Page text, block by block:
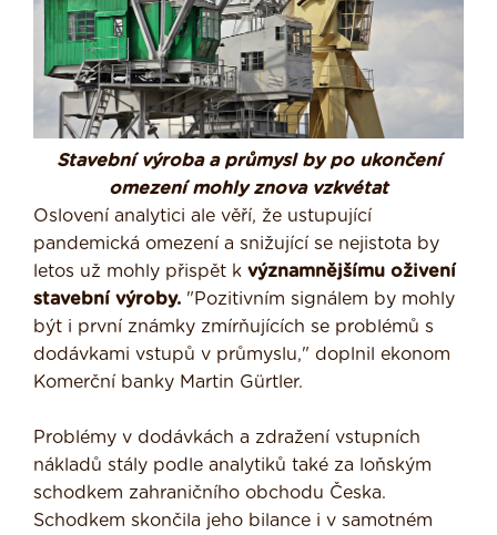
Stavební výroba a průmysl by po ukončení
omezení mohly znova vzkvétat
Oslovení analytici ale věří, že ustupující
pandemická omezení a snižující se nejistota by
letos už mohly přispět k významnějšímu oživení
stavební výroby. "Pozitivním signálem by mohly
být i první známky zmírňujících se problémů s
dodávkami vstupů v průmyslu," doplnil ekonom
Komerční banky Martin Gürtler.
Problémy v dodávkách a zdražení vstupních
nákladů stály podle analytiků také za loňským
schodkem zahraničního obchodu Česka.
Schodkem skončila jeho bilance i v samotném